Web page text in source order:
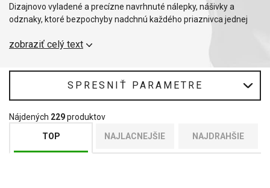
Dizajnovo vyladené a precízne navrhnuté nálepky, nášivky a
odznaky, ktoré bezpochyby nadchnú každého priaznivca jednej
zobraziť celý text
SPRESNIŤ PARAMETRE
Nájdených 229produktov
TOP
NAJLACNEJŠIE NAJDRAHŠIE